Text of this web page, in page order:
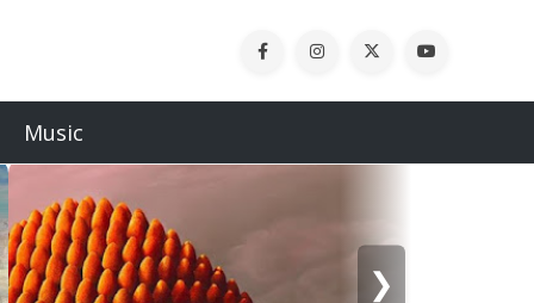
Music
❯